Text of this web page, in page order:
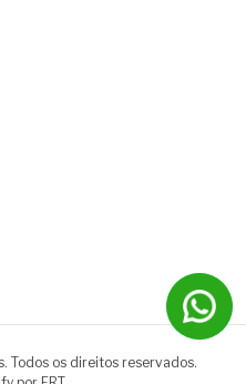
Todos os direitos reservados.